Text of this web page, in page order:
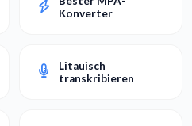
Konverter
Litauisch
transkribieren